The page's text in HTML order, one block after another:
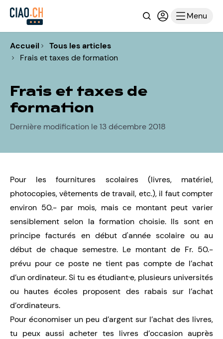
RechercheConnexion
Menu
Accueil
Tous les articles
Frais et taxes de formation
Frais et taxes de
formation
Dernière modification le 13 décembre 2018
Pour les fournitures scolaires (livres, matériel,
photocopies, vêtements de travail, etc.), il faut compter
environ 50.- par mois, mais ce montant peut varier
sensiblement selon la formation choisie. Ils sont en
principe facturés en début d'année scolaire ou au
début de chaque semestre. Le montant de Fr. 50.-
prévu pour ce poste ne tient pas compte de l’achat
d’un ordinateur. Si tu es étudiant·e, plusieurs universités
ou hautes écoles proposent des rabais sur l’achat
d’ordinateurs.
Pour économiser un peu d’argent sur l’achat des livres,
tu peux aussi acheter tes livres d’occasion auprès